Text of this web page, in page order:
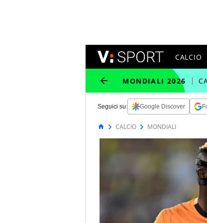
CALCIO
MONDIALI 2026
Seguici su: Google Discover
CALCIO MONDIALI